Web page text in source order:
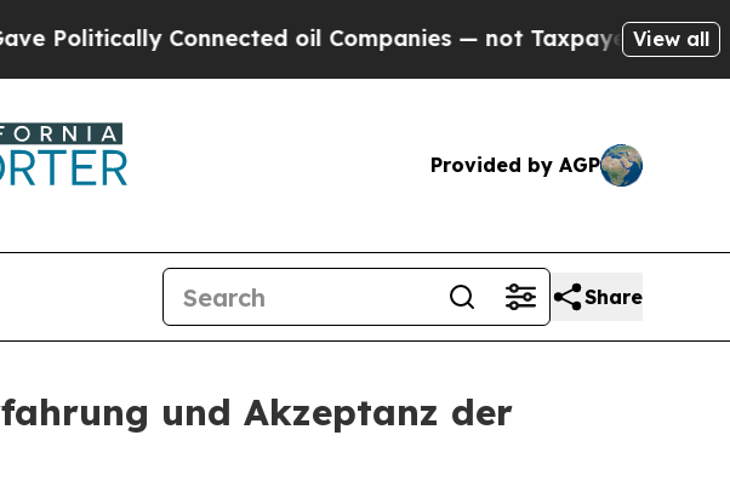
Connected oil Companies — not Taxpayers — the Chance
View all
Provided by AGP
Share
und Akzeptanz der